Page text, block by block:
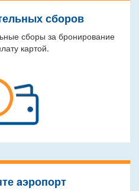
сборов
сборы за бронирование
картой.
aэропорт